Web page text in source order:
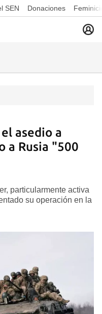
SEN Donaciones
asedio a
a Rusia "500
particularmente activa
su operación en la